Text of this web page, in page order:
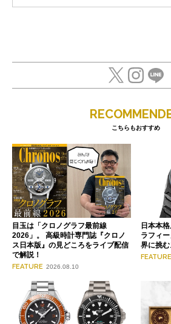
こちらもおすすめ
目玉は「クロノグラフ最前線
2026」。 高級時計専門誌『クロノ
ス日本版』の見どころをライブ配信
で解説！
FEATURE 2026.08.10
日本本
ラフィ
界に挑
FEATURE